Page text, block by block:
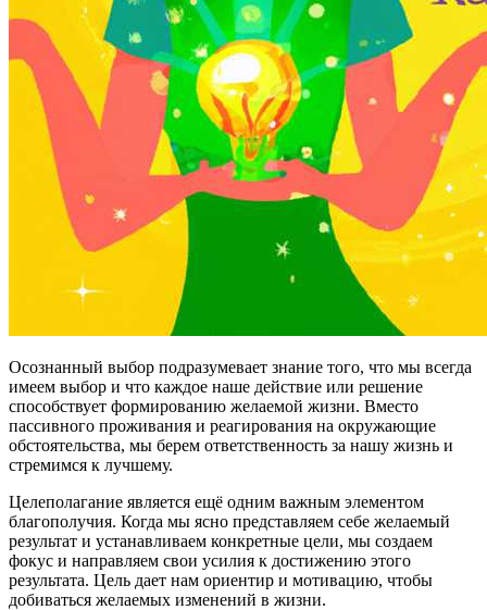
Осознанный выбор подразумевает знание того, что мы всегда
имеем выбор и что каждое наше действие или решение
способствует формированию желаемой жизни. Вместо
пассивного проживания и реагирования на окружающие
обстоятельства, мы берем ответственность за нашу жизнь и
стремимся к лучшему.
Целеполагание является ещё одним важным элементом
благополучия. Когда мы ясно представляем себе желаемый
результат и устанавливаем конкретные цели, мы создаем
фокус и направляем свои усилия к достижению этого
результата. Цель дает нам ориентир и мотивацию, чтобы
добиваться желаемых изменений в жизни.